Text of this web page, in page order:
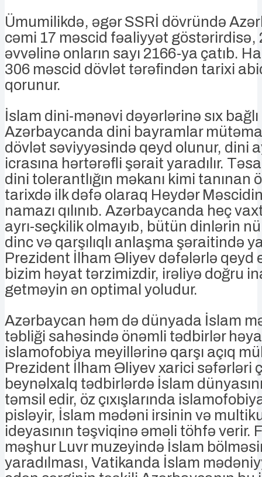
Ümumilikdə, əgər SSRİ dövründə
cəmi 17 məscid fəaliyyət göstərirdisə,
əvvəlinə onların sayı 2166-ya çatıb.
306 məscid dövlət tərəfindən tarixi
qorunur.
İslam dini-mənəvi dəyərlərinə sıx
Azərbaycanda dini bayramlar
dövlət səviyyəsində qeyd olunur, dini
icrasına hərtərəfli şərait yaradılır.
dini tolerantlığın məkanı kimi tanınan
tarixdə ilk dəfə olaraq Heydər
namazı qılınıb. Azərbaycanda heç
ayrı-seçkilik olmayıb, bütün dinlərin
dinc və qarşılıqlı anlaşma şəraitində
Prezident İlham Əliyev dəfələrlə qeyd
bizim həyat tərzimizdir, irəliyə doğru
getməyin ən optimal yoludur.
Azərbaycan həm də dünyada İslam
təbliği sahəsində önəmli tədbirlər
islamofobiya meyillərinə qarşı açıq
Prezident İlham Əliyev xarici səfərləri
beynəlxalq tədbirlərdə İslam
təmsil edir, öz çıxışlarında
pisləyir, İslam mədəni irsinin və
ideyasının təşviqinə əməli töhfə verir.
məşhur Luvr muzeyində İslam
yaradılması, Vatikanda İslam